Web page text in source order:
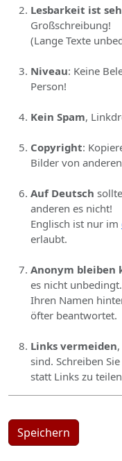
Lesbarkeit ist
Großschreibung!
(Lange Texte
Niveau: Keine
Person!
Kein Spam,
Copyright:
Bilder von
Auf Deutsch
anderen es nicht!
Englisch ist nur im
erlaubt.
Anonym bleiben
es nicht
Ihren Namen
öfter beantwortet.
Links vermeiden
sind. Schreiben
statt Links zu
Speichern